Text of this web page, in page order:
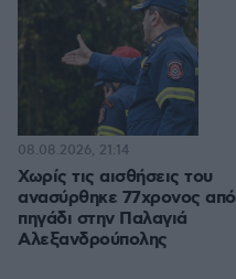
Χωρίς τις αισθήσεις του
ανασύρθηκε 77χρονος από
πηγάδι στην Παλαγιά
Αλεξανδρούπολης
08.08.2026, 21:14